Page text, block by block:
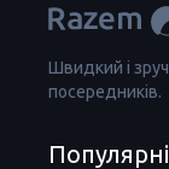
Швидкий і
посередників.